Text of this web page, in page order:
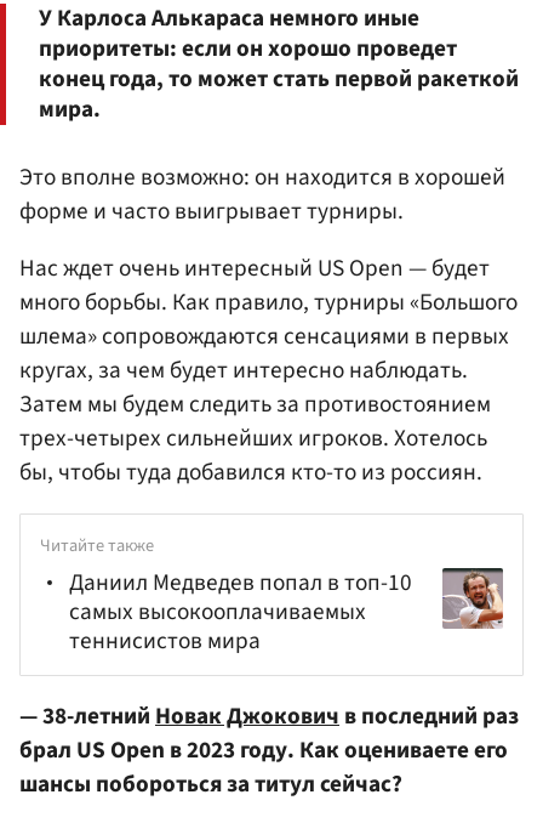
У Карлоса Алькараса немного иные
приоритеты: если он хорошо проведет
конец года, то может стать первой ракеткой
мира.
Это вполне возможно: он находится в хорошей
форме и часто выигрывает турниры.
Нас ждет очень интересный US Open — будет
много борьбы. Как правило, турниры «Большого
шлема» сопровождаются сенсациями в первых
кругах, за чем будет интересно наблюдать.
Затем мы будем следить за противостоянием
трех-четырех сильнейших игроков. Хотелось
бы, чтобы туда добавился кто-то из россиян.
Читайте также
Даниил Медведев попал в топ-10
самых высокооплачиваемых
теннисистов мира
— 38-летнийНовак Джоковичв последний раз
брал US Open в 2023 году. Как оцениваете его
шансы побороться за титул сейчас?